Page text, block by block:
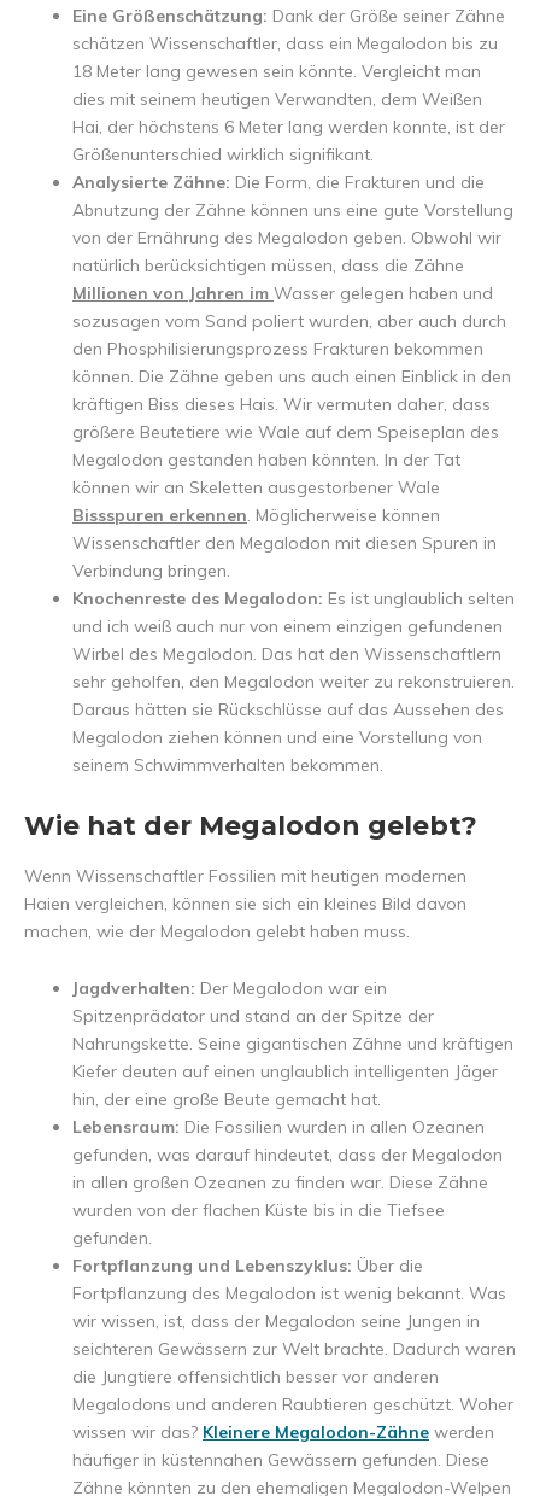
Eine Größenschätzung: Dank der Größe seiner Zähne
schätzen Wissenschaftler, dass ein Megalodon bis zu
18 Meter lang gewesen sein könnte. Vergleicht man
dies mit seinem heutigen Verwandten, dem Weißen
Hai, der höchstens 6 Meter lang werden konnte, ist der
Größenunterschied wirklich signifikant.
Analysierte Zähne: Die Form, die Frakturen und die
Abnutzung der Zähne können uns eine gute Vorstellung
von der Ernährung des Megalodon geben. Obwohl wir
natürlich berücksichtigen müssen, dass die Zähne
Millionen von Jahren im Wasser gelegen haben und
sozusagen vom Sand poliert wurden, aber auch durch
den Phosphilisierungsprozess Frakturen bekommen
können. Die Zähne geben uns auch einen Einblick in den
kräftigen Biss dieses Hais. Wir vermuten daher, dass
größere Beutetiere wie Wale auf dem Speiseplan des
Megalodon gestanden haben könnten. In der Tat
können wir an Skeletten ausgestorbener Wale
Bissspuren erkennen. Möglicherweise können
Wissenschaftler den Megalodon mit diesen Spuren in
Verbindung bringen.
Knochenreste des Megalodon: Es ist unglaublich selten
und ich weiß auch nur von einem einzigen gefundenen
Wirbel des Megalodon. Das hat den Wissenschaftlern
sehr geholfen, den Megalodon weiter zu rekonstruieren.
Daraus hätten sie Rückschlüsse auf das Aussehen des
Megalodon ziehen können und eine Vorstellung von
seinem Schwimmverhalten bekommen.
Wie hat der Megalodon gelebt?
Wenn Wissenschaftler Fossilien mit heutigen modernen
Haien vergleichen, können sie sich ein kleines Bild davon
machen, wie der Megalodon gelebt haben muss.
Jagdverhalten: Der Megalodon war ein
Spitzenprädator und stand an der Spitze der
Nahrungskette. Seine gigantischen Zähne und kräftigen
Kiefer deuten auf einen unglaublich intelligenten Jäger
hin, der eine große Beute gemacht hat.
Lebensraum: Die Fossilien wurden in allen Ozeanen
gefunden, was darauf hindeutet, dass der Megalodon
in allen großen Ozeanen zu finden war. Diese Zähne
wurden von der flachen Küste bis in die Tiefsee
gefunden.
Fortpflanzung und Lebenszyklus: Über die
Fortpflanzung des Megalodon ist wenig bekannt. Was
wir wissen, ist, dass der Megalodon seine Jungen in
seichteren Gewässern zur Welt brachte. Dadurch waren
die Jungtiere offensichtlich besser vor anderen
Megalodons und anderen Raubtieren geschützt. Woher
wissen wir das? Kleinere Megalodon-Zähne werden
häufiger in küstennahen Gewässern gefunden. Diese
Zähne könnten zu den ehemaligen Megalodon-Welpen